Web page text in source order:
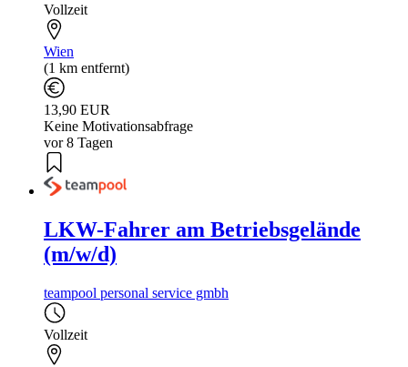
Vollzeit
Wien
(1 km entfernt)
13,90 EUR
Keine Motivationsabfrage
vor 8 Tagen
LKW-Fahrer am Betriebsgelände
(m/w/d)
teampool personal service gmbh
Vollzeit